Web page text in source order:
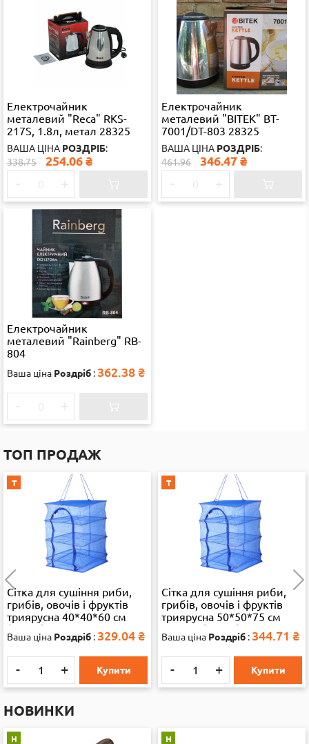
Електрочайник
металевий "Reca" RKS-
217S, 1.8л, метал 28325
ВАША ЦІНА РОЗДРІБ:
338.75
254.06 ₴
Електрочайник
металевий "BITEK" BT-
7001/DT-803 28325
ВАША ЦІНА РОЗДРІБ:
461.96
346.47 ₴
Електрочайник
металевий "Rainberg" RB-
804
Ваша ціна Роздріб : 362.38 ₴
ТОП ПРОДАЖ
Т
Сітка для сушіння риби,
грибів, овочів і фруктів
триярусна 40*40*60 см
(13286)
Ваша ціна Роздріб : 329.04 ₴
- + Купити
Т
Сітка для сушіння риби,
грибів, овочів і фруктів
триярусна 50*50*75 см
велика (35892)
Ваша ціна Роздріб : 344.71 ₴
- + Купити
НОВИНКИ
Н Н